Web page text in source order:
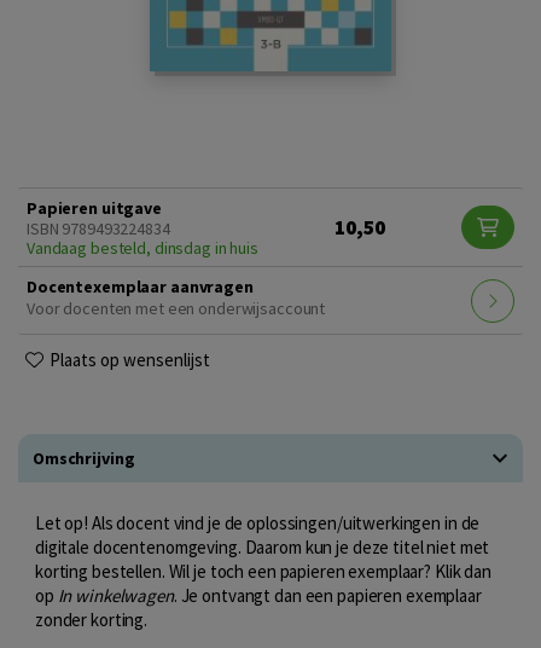
Papieren uitgave
ISBN 9789493224834
Vandaag besteld, dinsdag in huis
10,50
Docentexemplaar aanvragen
Voor docenten met een onderwijsaccount
Plaats op wensenlijst
Omschrijving
Let op! Als docent vind je de oplossingen/uitwerkingen in de
digitale docentenomgeving. Daarom kun je deze titel niet met
korting bestellen. Wil je toch een papieren exemplaar? Klik dan
op In winkelwagen. Je ontvangt dan een papieren exemplaar
zonder korting.